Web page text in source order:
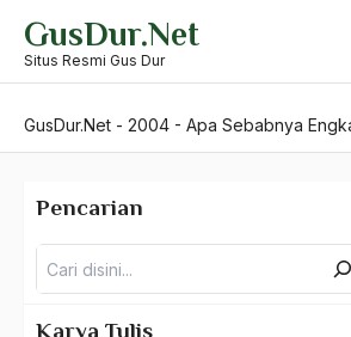
content
GusDur.Net
Situs Resmi Gus Dur
GusDur.Net - 2004 - Apa Sebabnya
Pencarian
Karya Tulis